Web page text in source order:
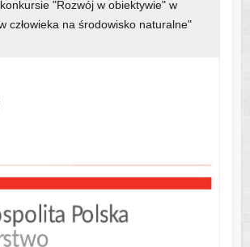
"Rozwój w obiektywie" w
człowieka na środowisko naturalne"